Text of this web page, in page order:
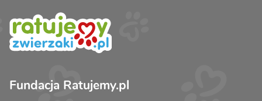
Fundacja Ratujemy.pl